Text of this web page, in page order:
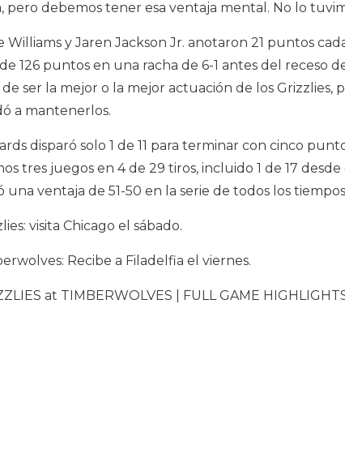
pero debemos tener esa ventaja mental. No lo
Williams y Jaren Jackson Jr. anotaron 21 puntos
126 puntos en una racha de 6-1 antes del receso
de ser la mejor o la mejor actuación de los
a mantenerlos.
disparó solo 1 de 11 para terminar con cinco
tres juegos en 4 de 29 tiros, incluido 1 de 17
una ventaja de 51-50 en la serie de todos los
visita Chicago el sábado.
Recibe a Filadelfia el viernes.